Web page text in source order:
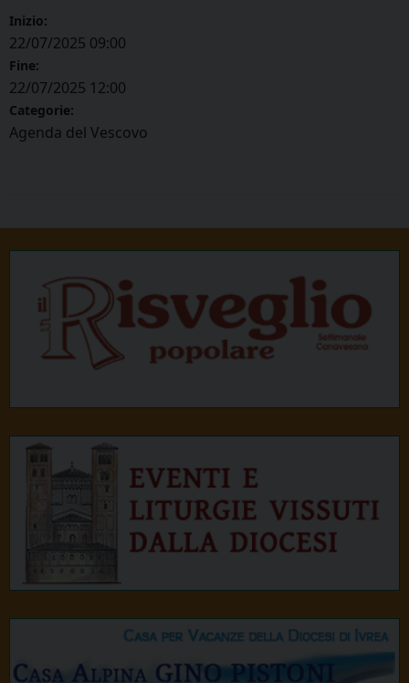
Inizio:
22/07/2025 09:00
Fine:
22/07/2025 12:00
Categorie:
Agenda del Vescovo